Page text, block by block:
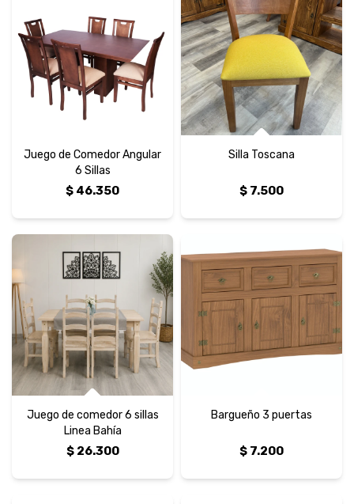
Juego de Comedor Angular
6 Sillas
$ 46.350
Silla Toscana
$ 7.500
Juego de comedor 6 sillas
Linea Bahía
$ 26.300
Bargueño 3 puertas
$ 7.200